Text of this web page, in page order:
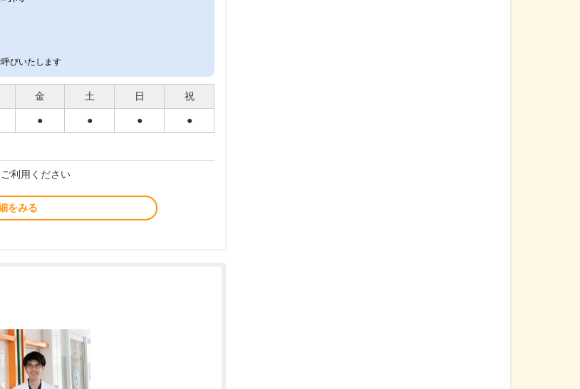
呼びいたします
金 土 日 祝
● ● ● ●
利用ください
をみる